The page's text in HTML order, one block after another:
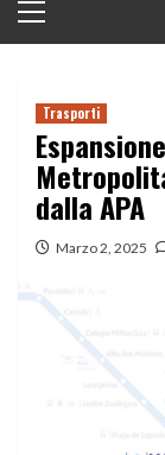
principale
Trasporti
dalla APA
Marzo 2, 2025